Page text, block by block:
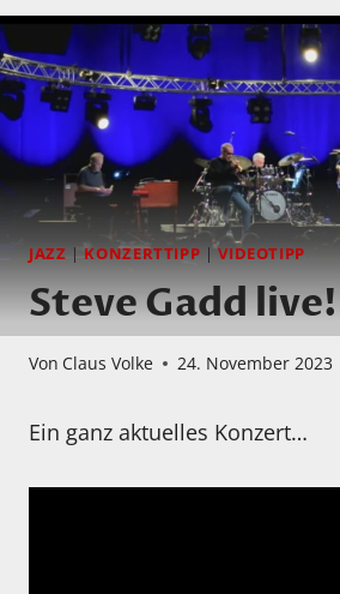
JAZZ | KONZERTTIPP |VIDEOTIPP
Steve Gadd live!
Von Claus Volke 24. November 2023
Ein ganz aktuelles Konzert…